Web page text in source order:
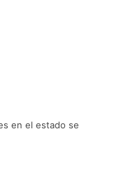
en el estado se